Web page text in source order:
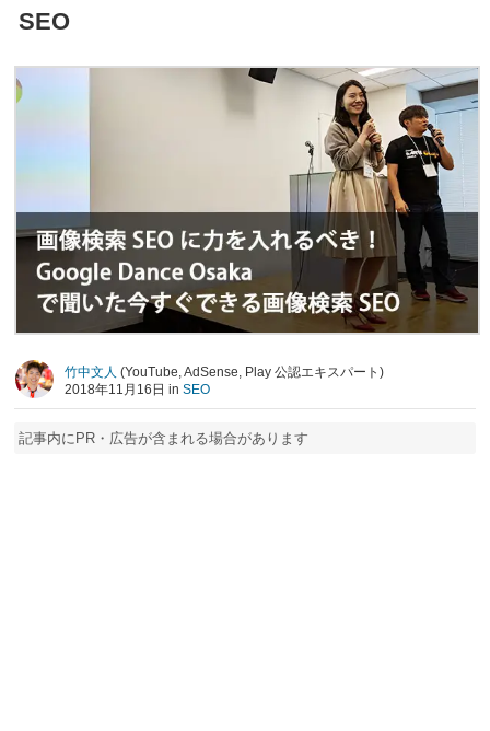
SEO
竹中文人 (YouTube, AdSense, Play 公認エキスパート)
2018年11月16日 in SEO
記事内にPR・広告が含まれる場合があります